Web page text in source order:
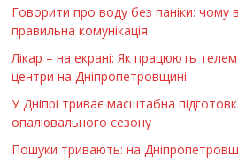
Говорити про воду без паніки: чому
правильна комунікація
Лікар – на екрані: Як працюють
центри на Дніпропетровщині
У Дніпрі триває масштабна
опалювального сезону
Пошуки тривають: на